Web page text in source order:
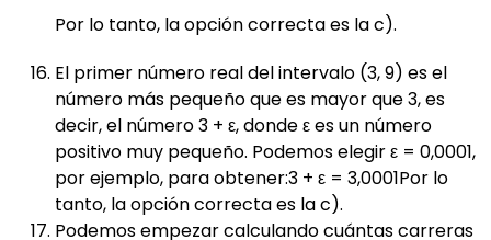
Por lo tanto, la opción correcta es la c).
El primer número real del intervalo (3, 9) es el
número más pequeño que es mayor que 3, es
decir, el número 3 + ε, donde ε es un número
positivo muy pequeño. Podemos elegir ε = 0,0001,
por ejemplo, para obtener:3 + ε = 3,0001Por lo
tanto, la opción correcta es la c).
Podemos empezar calculando cuántas carreras